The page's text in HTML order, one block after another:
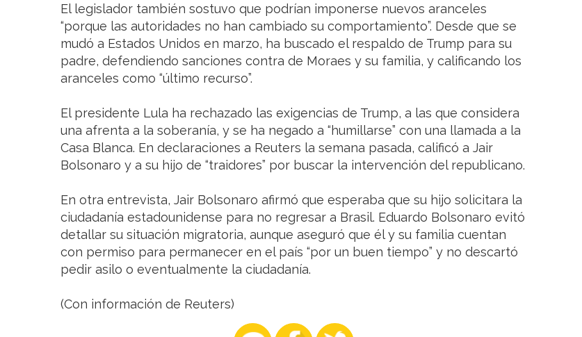
El legislador también sostuvo que podrían imponerse nuevos aranceles
“porque las autoridades no han cambiado su comportamiento”. Desde que se
mudó a Estados Unidos en marzo, ha buscado el respaldo de Trump para su
padre, defendiendo sanciones contra de Moraes y su familia, y calificando los
aranceles como “último recurso”.
El presidente Lula ha rechazado las exigencias de Trump, a las que considera
una afrenta a la soberanía, y se ha negado a “humillarse” con una llamada a la
Casa Blanca. En declaraciones a Reuters la semana pasada, calificó a Jair
Bolsonaro y a su hijo de “traidores” por buscar la intervención del republicano.
En otra entrevista, Jair Bolsonaro afirmó que esperaba que su hijo solicitara la
ciudadanía estadounidense para no regresar a Brasil. Eduardo Bolsonaro evitó
detallar su situación migratoria, aunque aseguró que él y su familia cuentan
con permiso para permanecer en el país “por un buen tiempo” y no descartó
pedir asilo o eventualmente la ciudadanía.
(Con información de Reuters)